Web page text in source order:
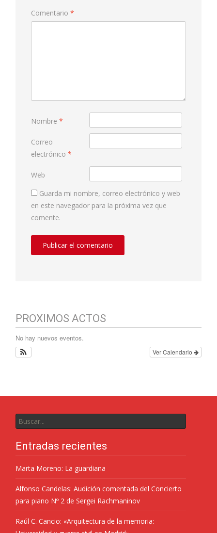
Comentario *
Nombre *
Correo
electrónico *
Web
Guarda mi nombre, correo electrónico y web
en este navegador para la próxima vez que
comente.
PROXIMOS ACTOS
No hay nuevos eventos.
Ver Calendario
Entradas recientes
Marta Moreno: La guardiana
Alfonso Candelas: Audición comentada del Concierto
para piano Nº 2 de Sergei Rachmaninov
Raúl C. Cancio: «Arquitectura de la memoria: